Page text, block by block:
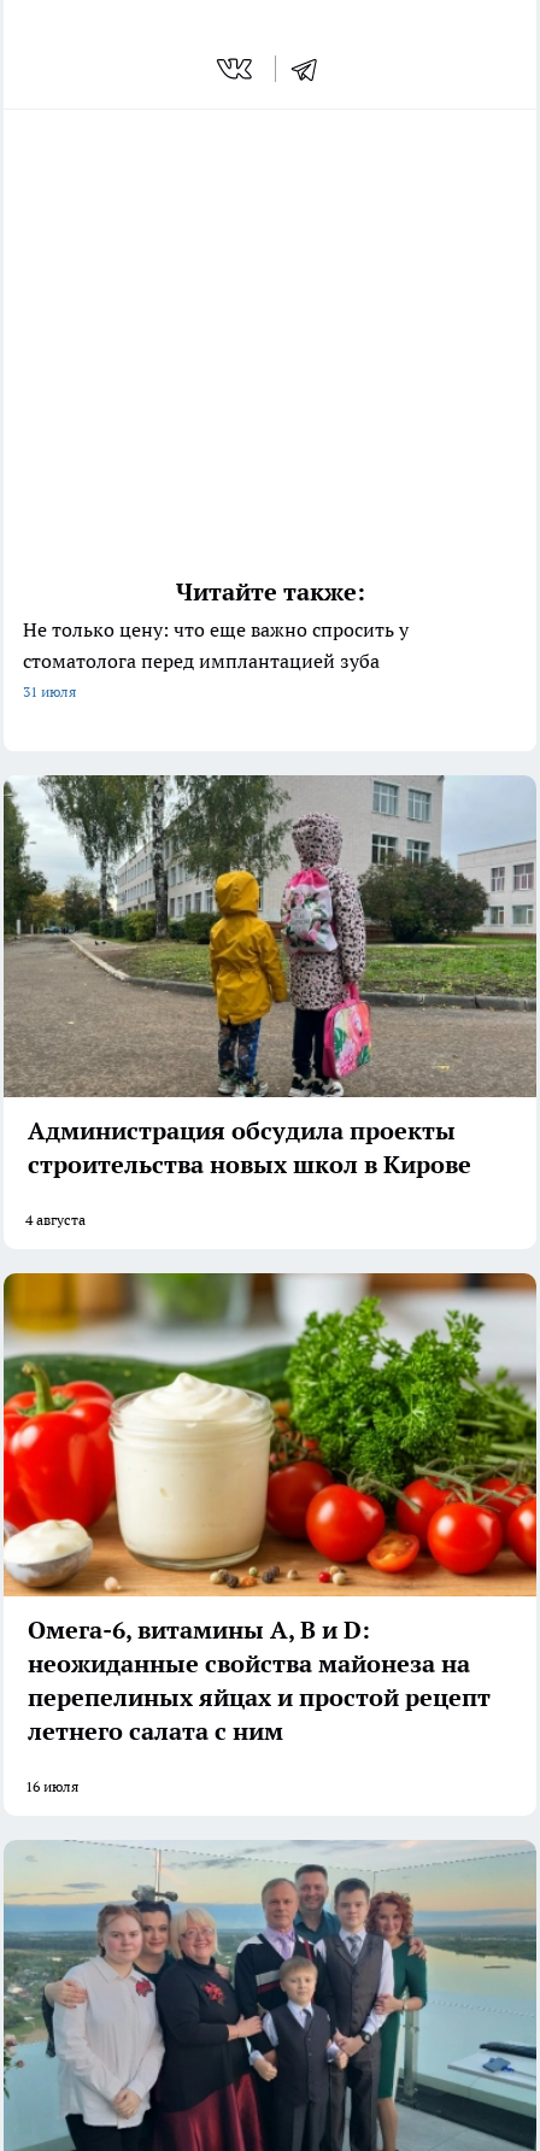
Читайте также:
Не только цену: что еще важно спросить у
стоматолога перед имплантацией зуба
31 июля
Администрация обсудила проекты
строительства новых школ в Кирове
4 августа
Омега-6, витамины А, В и D:
неожиданные свойства майонеза на
перепелиных яйцах и простой рецепт
летнего салата с ним
16 июля